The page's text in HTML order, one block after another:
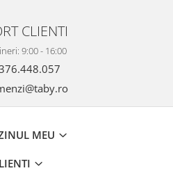
CLIENTI
9:00 - 16:00
MEU